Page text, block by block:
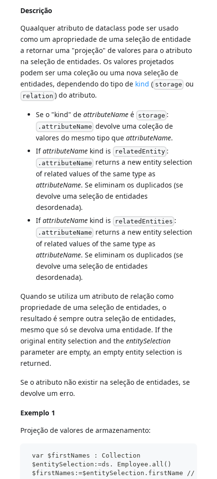
Descrição
Quaalquer atributo de dataclass pode ser usado
como um apropriedade de uma seleção de entidade
a retornar uma "projeção" de valores para o atributo
na seleção de entidades. Os valores projetados
podem ser uma coleção ou uma nova seleção de
entidades, dependendo do tipo de kind ( storage ou
relation ) do atributo.
Se o "kind" deattributeName é storage :
.attributeName devolve uma coleção de
valores do mesmo tipo queattributeName.
IfattributeName kind is relatedEntity :
.attributeName returns a new entity selection
of related values of the same type as
attributeName. Se eliminam os duplicados (se
devolve uma seleção de entidades
desordenada).
IfattributeName kind is relatedEntities :
.attributeName returns a new entity selection
of related values of the same type as
attributeName. Se eliminam os duplicados (se
devolve uma seleção de entidades
desordenada).
Quando se utiliza um atributo de relação como
propriedade de uma seleção de entidades, o
resultado é sempre outra seleção de entidades,
mesmo que só se devolva uma entidade. If the
original entity selection and theentitySelection
parameter are empty, an empty entity selection is
returned.
Se o atributo não existir na seleção de entidades, se
devolve um erro.
Exemplo 1
Projeção de valores de armazenamento:
var $firstNames : Collection
$entitySelection:=ds. Employee.all()
$firstNames:=$entitySelection.firstName //